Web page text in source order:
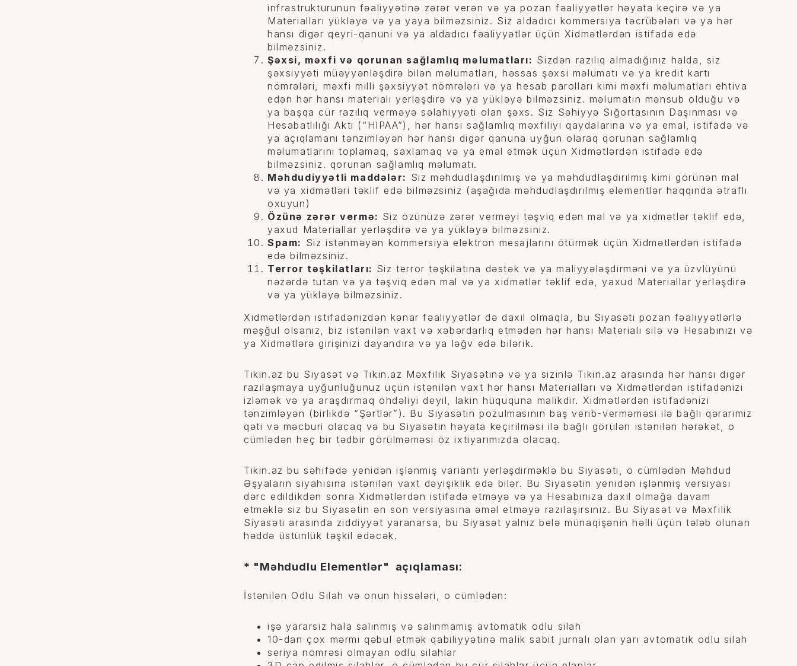
infrastrukturunun fəaliyyətinə zərər verən və ya pozan fəaliyyətlər həyata keçirə və ya
Materialları yükləyə və ya yaya bilməzsiniz. Siz aldadıcı kommersiya təcrübələri və ya hər
hansı digər qeyri-qanuni və ya aldadıcı fəaliyyətlər üçün Xidmətlərdən istifadə edə
bilməzsiniz.
Şəxsi, məxfi və qorunan sağlamlıq məlumatları: Sizdən razılıq almadığınız halda, siz
şəxsiyyəti müəyyənləşdirə bilən məlumatları, həssas şəxsi məlumatı və ya kredit kartı
nömrələri, məxfi milli şəxsiyyət nömrələri və ya hesab parolları kimi məxfi məlumatları ehtiva
edən hər hansı materialı yerləşdirə və ya yükləyə bilməzsiniz. məlumatın mənsub olduğu və
ya başqa cür razılıq verməyə səlahiyyəti olan şəxs. Siz Səhiyyə Sığortasının Daşınması və
Hesabatlılığı Aktı (“HIPAA”), hər hansı sağlamlıq məxfiliyi qaydalarına və ya emal, istifadə və
ya açıqlamanı tənzimləyən hər hansı digər qanuna uyğun olaraq qorunan sağlamlıq
məlumatlarını toplamaq, saxlamaq və ya emal etmək üçün Xidmətlərdən istifadə edə
bilməzsiniz. qorunan sağlamlıq məlumatı.
Məhdudiyyətli maddələr: Siz məhdudlaşdırılmış və ya məhdudlaşdırılmış kimi görünən mal
və ya xidmətləri təklif edə bilməzsiniz (aşağıda məhdudlaşdırılmış elementlər haqqında ətraflı
oxuyun)
Özünə zərər vermə: Siz özünüzə zərər verməyi təşviq edən mal və ya xidmətlər təklif edə,
yaxud Materiallar yerləşdirə və ya yükləyə bilməzsiniz.
Spam: Siz istənməyən kommersiya elektron mesajlarını ötürmək üçün Xidmətlərdən istifadə
edə bilməzsiniz.
Terror təşkilatları: Siz terror təşkilatına dəstək və ya maliyyələşdirməni və ya üzvlüyünü
nəzərdə tutan və ya təşviq edən mal və ya xidmətlər təklif edə, yaxud Materiallar yerləşdirə
və ya yükləyə bilməzsiniz.
Xidmətlərdən istifadənizdən kənar fəaliyyətlər də daxil olmaqla, bu Siyasəti pozan fəaliyyətlərlə
məşğul olsanız, biz istənilən vaxt və xəbərdarlıq etmədən hər hansı Materialı silə və Hesabınızı və
ya Xidmətlərə girişinizi dayandıra və ya ləğv edə bilərik.
Tikin.az bu Siyasət və Tikin.az Məxfilik Siyasətinə və ya sizinlə Tikin.az arasında hər hansı digər
razılaşmaya uyğunluğunuz üçün istənilən vaxt hər hansı Materialları və Xidmətlərdən istifadənizi
izləmək və ya araşdırmaq öhdəliyi deyil, lakin hüququna malikdir. Xidmətlərdən istifadənizi
tənzimləyən (birlikdə “Şərtlər”). Bu Siyasətin pozulmasının baş verib-verməməsi ilə bağlı qərarımız
qəti və məcburi olacaq və bu Siyasətin həyata keçirilməsi ilə bağlı görülən istənilən hərəkət, o
cümlədən heç bir tədbir görülməməsi öz ixtiyarımızda olacaq.
Tikin.az bu səhifədə yenidən işlənmiş variantı yerləşdirməklə bu Siyasəti, o cümlədən Məhdud
Əşyaların siyahısına istənilən vaxt dəyişiklik edə bilər. Bu Siyasətin yenidən işlənmiş versiyası
dərc edildikdən sonra Xidmətlərdən istifadə etməyə və ya Hesabınıza daxil olmağa davam
etməklə siz bu Siyasətin ən son versiyasına əməl etməyə razılaşırsınız. Bu Siyasət və Məxfilik
Siyasəti arasında ziddiyyət yaranarsa, bu Siyasət yalnız belə münaqişənin həlli üçün tələb olunan
həddə üstünlük təşkil edəcək.
* "Məhdudlu Elementlər" açıqlaması:
İstənilən Odlu Silah və onun hissələri, o cümlədən:
işə yararsız hala salınmış və salınmamış avtomatik odlu silah
10-dan çox mərmi qəbul etmək qabiliyyətinə malik sabit jurnalı olan yarı avtomatik odlu silah
seriya nömrəsi olmayan odlu silahlar